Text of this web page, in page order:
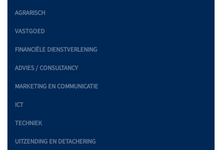
AGRARISCH
VASTGOED
FINANCIËLE DIENSTVERLENING
ADVIES / CONSULTANCY
MARKETING EN COMMUNICATIE
ICT
TECHNIEK
UITZENDING EN DETACHERING